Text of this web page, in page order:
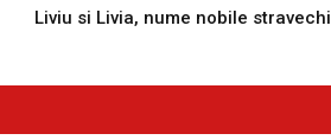
Liviu si Livia, nume nobile stravechi